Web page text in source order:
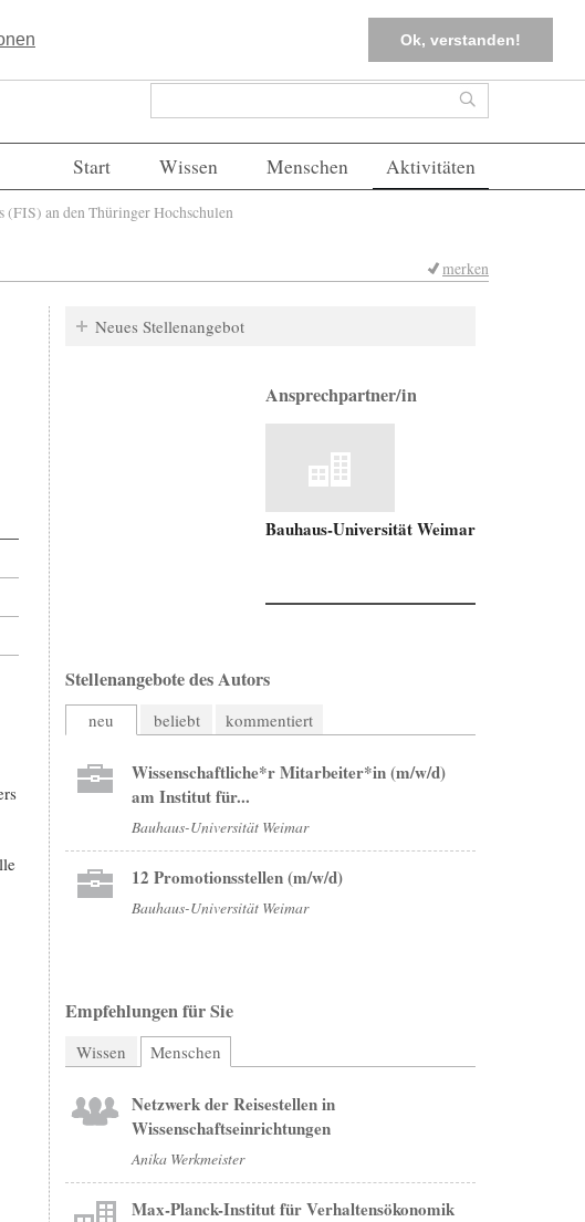
Ok, verstanden!
FAQs Einloggen
Suchformular Suche
Start Wissen Menschen Aktivitäten
an den Thüringer Hochschulen
merken
Neues Stellenangebot
Ansprechpartner/in
Bauhaus-Universität Weimar
Stellenangebote des Autors
neu beliebt kommentiert
Wissenschaftliche*r Mitarbeiter*in (m/w/d)
am Institut für...
Bauhaus-Universität Weimar
12 Promotionsstellen (m/w/d)
Bauhaus-Universität Weimar
Empfehlungen für Sie
Wissen Menschen
Netzwerk der Reisestellen in
Wissenschaftseinrichtungen
Anika Werkmeister
Max-Planck-Institut für Verhaltensökonomik